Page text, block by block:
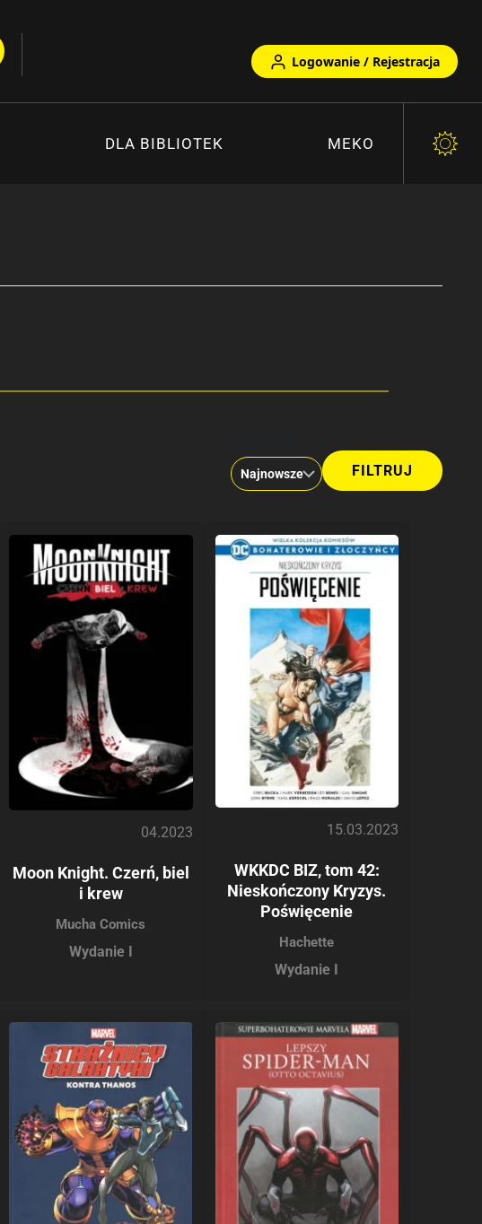
Logowanie / Rejestracja
DLA BIBLIOTEK MEKO
04.2023
Moon Knight. Czerń, biel
i krew
Mucha Comics
Wydanie I
15.03.2023
WKKDC BIZ, tom 42:
Nieskończony Kryzys.
Poświęcenie
Hachette
Wydanie I